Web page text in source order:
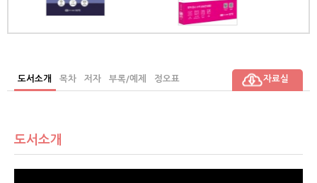
도서소개 목차 저자 부록/예제 정오표 자료실
도서소개